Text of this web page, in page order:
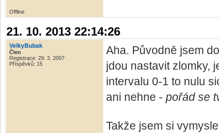
Offline
21. 10. 2013 22:14:26
VelkyBubak
Člen
Registrace: 29. 3. 2007
Příspěvků: 15
Aha. Původně jsem
jdou nastavit zlomky,
intervalu 0-1 to nulu
ani nehne - pořád se
Takže jsem si